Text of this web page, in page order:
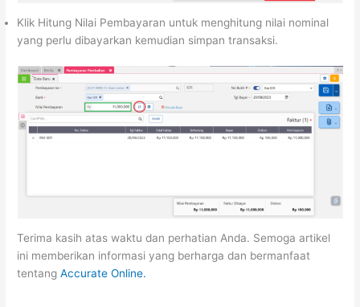
Klik Hitung Nilai Pembayaran untuk menghitung nilai nominal
yang perlu dibayarkan kemudian simpan transaksi.
Terima kasih atas waktu dan perhatian Anda. Semoga artikel
ini memberikan informasi yang berharga dan bermanfaat
tentangAccurate Online.